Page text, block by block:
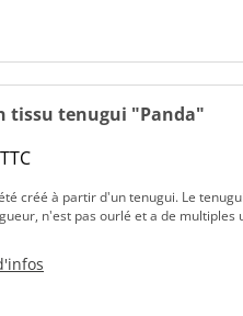
tissu tenugui "Panda"
TTC
créé à partir d'un tenugui. Le
n'est pas ourlé et a de multiples